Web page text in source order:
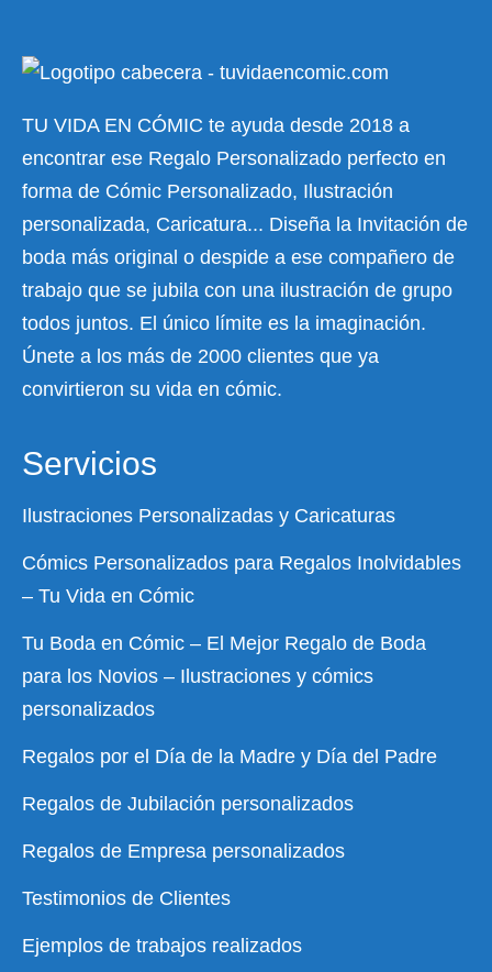
TU VIDA EN CÓMIC te ayuda desde 2018 a
encontrar ese Regalo Personalizado perfecto en
forma de Cómic Personalizado, Ilustración
personalizada, Caricatura... Diseña la Invitación de
boda más original o despide a ese compañero de
trabajo que se jubila con una ilustración de grupo
todos juntos. El único límite es la imaginación.
Únete a los más de 2000 clientes que ya
convirtieron su vida en cómic.
Servicios
Ilustraciones Personalizadas y Caricaturas
Cómics Personalizados para Regalos Inolvidables
– Tu Vida en Cómic
Tu Boda en Cómic – El Mejor Regalo de Boda
para los Novios – Ilustraciones y cómics
personalizados
Regalos por el Día de la Madre y Día del Padre
Regalos de Jubilación personalizados
Regalos de Empresa personalizados
Testimonios de Clientes
Ejemplos de trabajos realizados